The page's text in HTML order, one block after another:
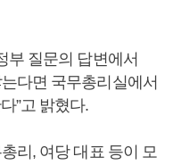
부 질문의 답변에서
다면 국무총리실에서
”고 밝혔다.
리, 여당 대표 등이 모